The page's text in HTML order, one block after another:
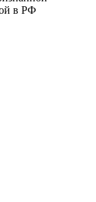
в РФ